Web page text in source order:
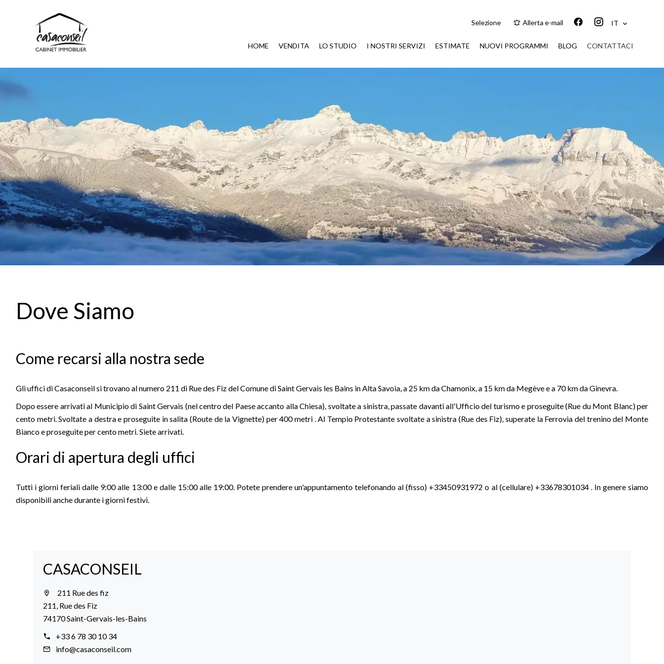
Selezione Allerta e-mail IT
HOME VENDITA LO STUDIO I NOSTRI SERVIZI ESTIMATE NUOVI PROGRAMMI BLOG CONTATTACI
Dove Siamo
Come recarsi alla nostra sede
Gli uffici di Casaconseil si trovano al numero 211 di Rue des Fiz del Comune di Saint Gervais les Bains in Alta Savoia, a 25 km da Chamonix, a 15 km da Megève e a 70 km da Ginevra.
Dopo essere arrivati al Municipio di Saint Gervais (nel centro del Paese accanto alla Chiesa), svoltate a sinistra, passate davanti all'Ufficio del turismo e proseguite (Rue du Mont Blanc) per
cento metri. Svoltate a destra e proseguite in salita (Route de la Vignette) per 400 metri . Al Tempio Protestante svoltate a sinistra (Rue des Fiz), superate la Ferrovia del trenino del Monte
Bianco e proseguite per cento metri. Siete arrivati.
Orari di apertura degli uffici
Tutti i giorni feriali dalle 9:00 alle 13:00 e dalle 15:00 alle 19:00. Potete prendere un'appuntamento telefonando al (fisso) +33450931972 o al (cellulare) +33678301034 . In genere siamo
disponibili anche durante i giorni festivi.
CASACONSEIL
211 Rue des fiz
211, Rue des Fiz
74170 Saint-Gervais-les-Bains
+33 6 78 30 10 34
info@casaconseil.com